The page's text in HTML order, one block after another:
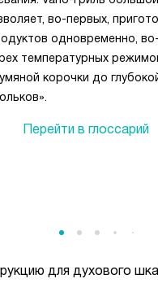
для духового
во-первых,
одновременно,
температурных
корочки до
Перейти в глоссарий